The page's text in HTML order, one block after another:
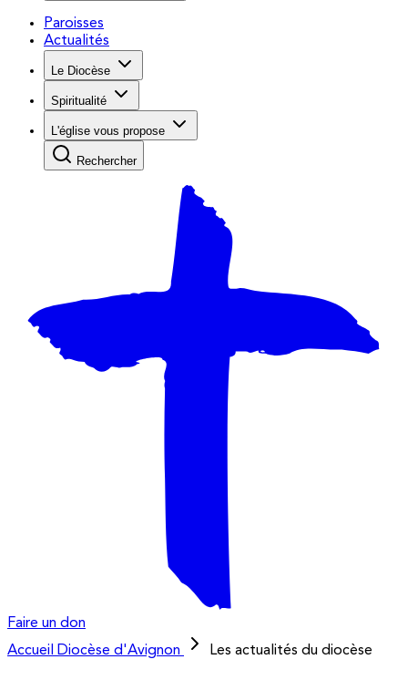
Paroisses
Actualités
Le Diocèse
Spiritualité
L'église vous propose
Rechercher
Faire un don
Accueil
Diocèse d'Avignon Les actualités du diocèse